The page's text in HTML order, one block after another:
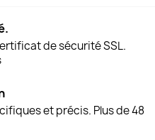
de sécurité SSL.
et précis. Plus de 48